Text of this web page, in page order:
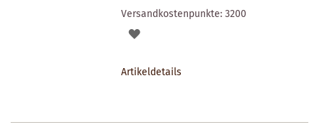
Versandkostenpunkte:3200
AUF
Artikeldetails